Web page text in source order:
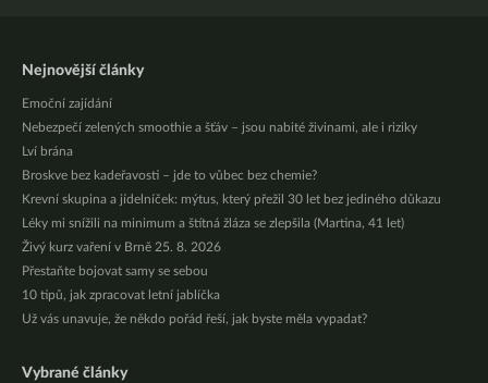
Nejnovější články
Emoční zajídání
Nebezpečí zelených smoothie a šťáv – jsou nabité živinami, ale i riziky
Lví brána
Broskve bez kadeřavosti – jde to vůbec bez chemie?
Krevní skupina a jídelníček: mýtus, který přežil 30 let bez jediného důkazu
Léky mi snížili na minimum a štítná žláza se zlepšila (Martina, 41 let)
Živý kurz vaření v Brně 25. 8. 2026
Přestaňte bojovat samy se sebou
10 tipů, jak zpracovat letní jablíčka
Už vás unavuje, že někdo pořád řeší, jak byste měla vypadat?
Vybrané články